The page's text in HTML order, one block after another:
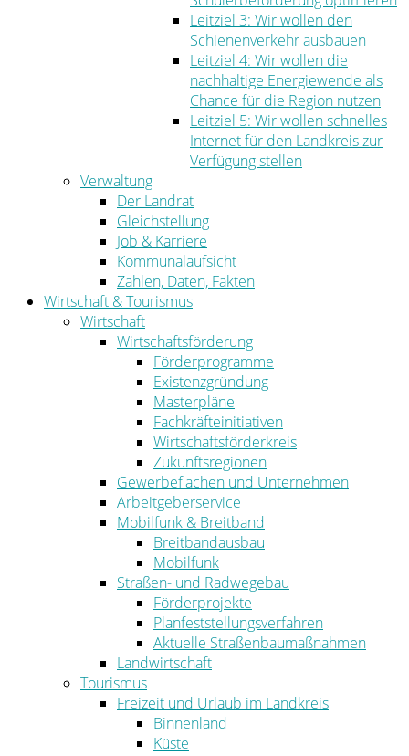
Leitziel 3: Wir wollen den
Schienenverkehr ausbauen
Leitziel 4: Wir wollen die
nachhaltige Energiewende als
Chance für die Region nutzen
Leitziel 5: Wir wollen schnelles
Internet für den Landkreis zur
Verfügung stellen
Verwaltung
Der Landrat
Gleichstellung
Job & Karriere
Kommunalaufsicht
Zahlen, Daten, Fakten
Wirtschaft & Tourismus
Wirtschaft
Wirtschaftsförderung
Förderprogramme
Existenzgründung
Masterpläne
Fachkräfteinitiativen
Wirtschaftsförderkreis
Zukunftsregionen
Gewerbeflächen und Unternehmen
Arbeitgeberservice
Mobilfunk & Breitband
Breitbandausbau
Mobilfunk
Straßen- und Radwegebau
Förderprojekte
Planfeststellungsverfahren
Aktuelle Straßenbaumaßnahmen
Landwirtschaft
Tourismus
Freizeit und Urlaub im Landkreis
Binnenland
Küste